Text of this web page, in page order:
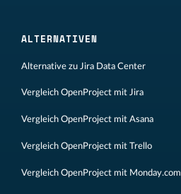
ALTERNATIVEN
Alternative zu Jira Data Center
Vergleich OpenProject mit Jira
Vergleich OpenProject mit Asana
Vergleich OpenProject mit Trello
Vergleich OpenProject mit Monday.com